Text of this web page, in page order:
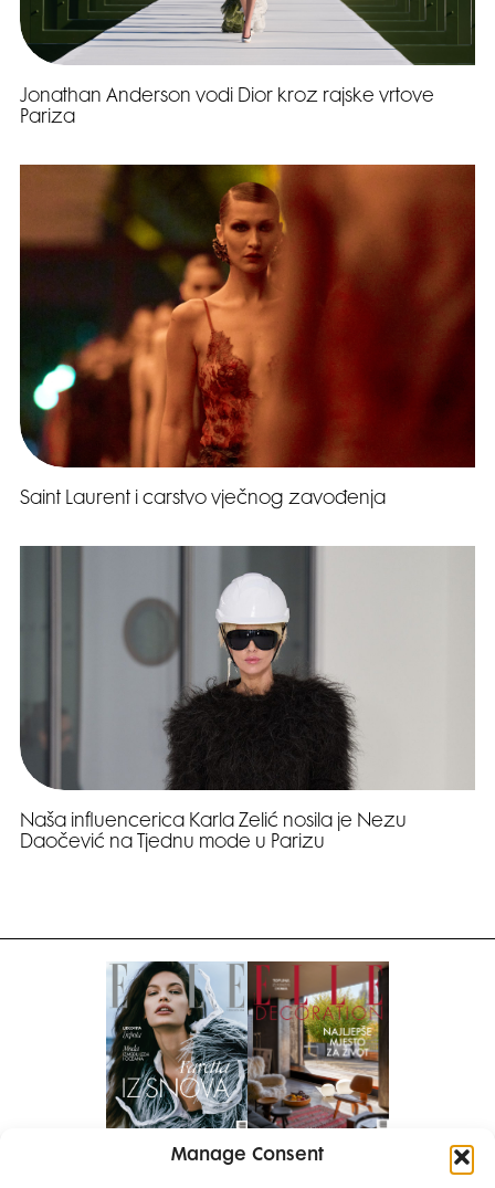
Manage Consent
Jonathan Anderson vodi Dior kroz rajske vrtove
Pariza
Saint Laurent i carstvo vječnog zavođenja
Naša influencerica Karla Zelić nosila je Nezu
Daočević na Tjednu mode u Parizu
Pretplati se na časopis